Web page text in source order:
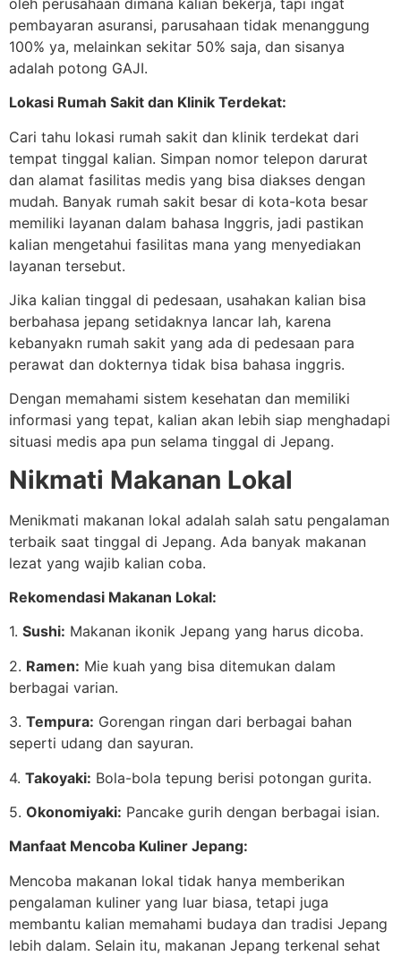
pembayaran asuransi, parusahaan tidak menanggung
100% ya, melainkan sekitar 50% saja, dan sisanya
adalah potong GAJI.
Lokasi Rumah Sakit dan Klinik Terdekat:
Cari tahu lokasi rumah sakit dan klinik terdekat dari
tempat tinggal kalian. Simpan nomor telepon darurat
dan alamat fasilitas medis yang bisa diakses dengan
mudah. Banyak rumah sakit besar di kota-kota besar
memiliki layanan dalam bahasa Inggris, jadi pastikan
kalian mengetahui fasilitas mana yang menyediakan
layanan tersebut.
Jika kalian tinggal di pedesaan, usahakan kalian bisa
berbahasa jepang setidaknya lancar lah, karena
kebanyakn rumah sakit yang ada di pedesaan para
perawat dan dokternya tidak bisa bahasa inggris.
Dengan memahami sistem kesehatan dan memiliki
informasi yang tepat, kalian akan lebih siap menghadapi
situasi medis apa pun selama tinggal di Jepang.
Nikmati Makanan Lokal
Menikmati makanan lokal adalah salah satu pengalaman
terbaik saat tinggal di Jepang. Ada banyak makanan
lezat yang wajib kalian coba.
Rekomendasi Makanan Lokal:
1. Sushi: Makanan ikonik Jepang yang harus dicoba.
2. Ramen: Mie kuah yang bisa ditemukan dalam
berbagai varian.
3. Tempura: Gorengan ringan dari berbagai bahan
seperti udang dan sayuran.
4. Takoyaki: Bola-bola tepung berisi potongan gurita.
5. Okonomiyaki: Pancake gurih dengan berbagai isian.
Manfaat Mencoba Kuliner Jepang:
Mencoba makanan lokal tidak hanya memberikan
pengalaman kuliner yang luar biasa, tetapi juga
membantu kalian memahami budaya dan tradisi Jepang
lebih dalam. Selain itu, makanan Jepang terkenal sehat